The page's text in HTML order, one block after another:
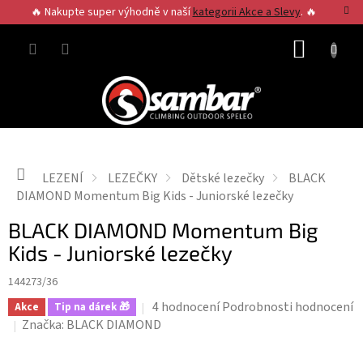
na
obsah
🔥 Nakupte super výhodně v našíkategorii Akce a Slevy. 🔥
Domů
LEZENÍ LEZEČKY Dětské lezečky
BLACK
DIAMOND Momentum Big Kids - Juniorské lezečky
BLACK DIAMOND Momentum Big
Kids - Juniorské lezečky
144273/36
Akce Tip na dárek 🎁
Průměrné
hodnocení
4 hodnocení Podrobnosti hodnocení
Značka: BLACK DIAMOND